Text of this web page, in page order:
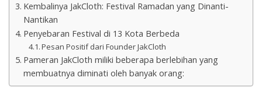
Kembalinya JakCloth: Festival Ramadan yang Dinanti-
Nantikan
Penyebaran Festival di 13 Kota Berbeda
Pesan Positif dari Founder JakCloth
Pameran JakCloth miliki beberapa berlebihan yang
membuatnya diminati oleh banyak orang: